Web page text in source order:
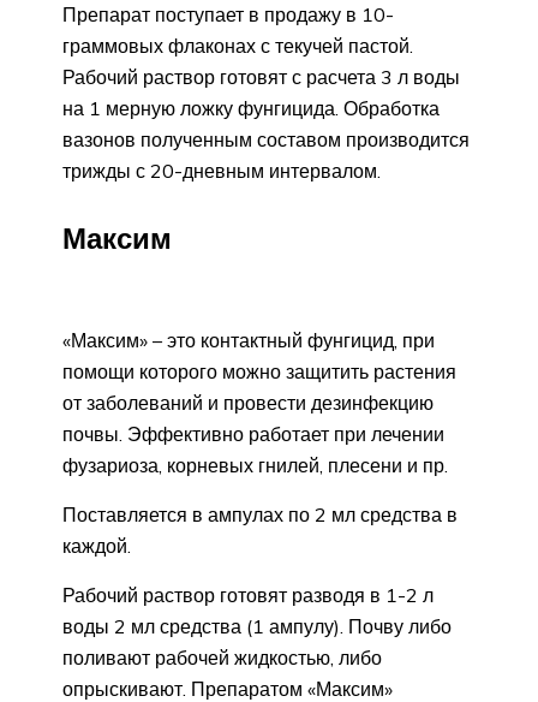
Препарат поступает в продажу в 10-
граммовых флаконах с текучей пастой.
Рабочий раствор готовят с расчета 3 л воды
на 1 мерную ложку фунгицида. Обработка
вазонов полученным составом производится
трижды с 20-дневным интервалом.
Максим
«Максим» – это контактный фунгицид, при
помощи которого можно защитить растения
от заболеваний и провести дезинфекцию
почвы. Эффективно работает при лечении
фузариоза, корневых гнилей, плесени и пр.
Поставляется в ампулах по 2 мл средства в
каждой.
Рабочий раствор готовят разводя в 1-2 л
воды 2 мл средства (1 ампулу). Почву либо
поливают рабочей жидкостью, либо
опрыскивают. Препаратом «Максим»